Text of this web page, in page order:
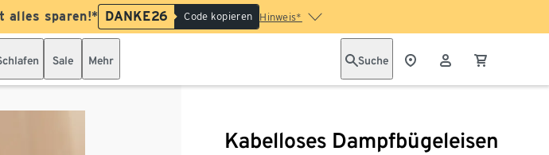
alles sparen!* DANKE26 Code kopieren Hinweis*
Sale Mehr Suche
Kabelloses Dampfbügeleisen